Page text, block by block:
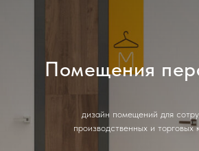
Помещения
дизайн помещений для
производственных и торговых